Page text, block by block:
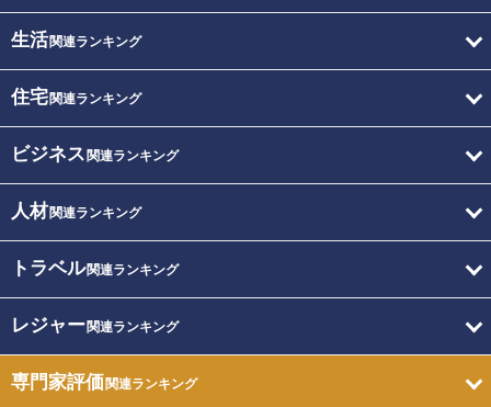
生活関連ランキング
住宅関連ランキング
ビジネス 関連ランキング
人材関連ランキング
トラベル関連ランキング
レジャー関連ランキング
専門家評価関連ランキング